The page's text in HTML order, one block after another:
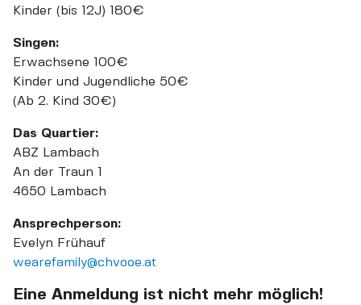
Kinder (bis 12J) 180€
Singen:
Erwachsene 100€
Kinder und Jugendliche 50€
(Ab 2. Kind 30€)
Das Quartier:
ABZ Lambach
An der Traun 1
4650 Lambach
Ansprechperson:
Evelyn Frühauf
wearefamily@chvooe.at
Eine Anmeldung ist nicht mehr möglich!